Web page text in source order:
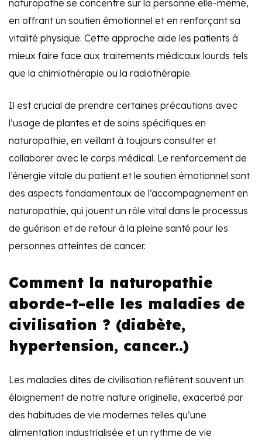
naturopathe se concentre sur la personne elle-même,
en offrant un soutien émotionnel et en renforçant sa
vitalité physique. Cette approche aide les patients à
mieux faire face aux traitements médicaux lourds tels
que la chimiothérapie ou la radiothérapie.
Il est crucial de prendre certaines précautions avec
l’usage de plantes et de soins spécifiques en
naturopathie, en veillant à toujours consulter et
collaborer avec le corps médical. Le renforcement de
l’énergie vitale du patient et le soutien émotionnel sont
des aspects fondamentaux de l’accompagnement en
naturopathie, qui jouent un rôle vital dans le processus
de guérison et de retour à la pleine santé pour les
personnes atteintes de cancer.
Comment la naturopathie
aborde-t-elle les maladies de
civilisation ? (diabète,
hypertension, cancer..)
Les maladies dites de civilisation reflètent souvent un
éloignement de notre nature originelle, exacerbé par
des habitudes de vie modernes telles qu’une
alimentation industrialisée et un rythme de vie